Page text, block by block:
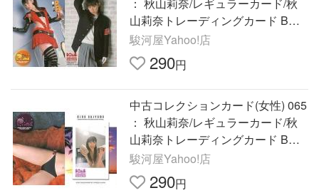
山莉奈トレーディングカード BOM
B CA
駿河屋Yahoo!店
290円
中古コレクションカード(女性) 065
： 秋山莉奈/レギュラーカード/秋
山莉奈トレーディングカード BOM
B CA
駿河屋Yahoo!店
290円